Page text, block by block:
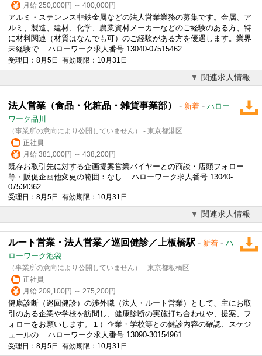
月給 250,000円 ～ 400,000円
アルミ・ステンレス非鉄金属などの法人営業業務の募集です。金属、ア
ルミ、製造、建材、化学、農業資材メーカーなどのご経験のある方、特
に材料関連（材質はなんでも可）のご経験がある方を優遇します。業界
未経験で... ハローワーク求人番号 13040-07515462
受理日：8月5日 有効期限：10月31日
関連求人情報
法人営業（食品・化粧品・雑貨事業部） - 新着 - ハロー
ワーク品川
（事業所の意向により公開していません） - 東京都港区
正社員
月給 381,000円 ～ 438,200円
既存お取引先に対する企画提案営業バイヤーとの商談・店頭フォロー
等・販促企画他変更の範囲：なし... ハローワーク求人番号 13040-
07534362
受理日：8月5日 有効期限：10月31日
関連求人情報
ルート営業・法人営業／巡回健診／上板橋駅 - 新着 - ハ
ローワーク池袋
（事業所の意向により公開していません） - 東京都板橋区
正社員
月給 209,100円 ～ 275,200円
健康診断（巡回健診）の渉外職（法人・ルート営業）として、主にお取
引のある企業や学校を訪問し、健康診断の実施打ち合わせや、提案、フ
ォローをお願いします。１）企業・学校等との健診内容の確認、スケジ
ュールの... ハローワーク求人番号 13090-30154961
受理日：8月5日 有効期限：10月31日